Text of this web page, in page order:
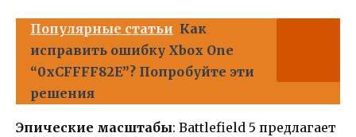
Популярные статьи Как
исправить ошибку Xbox One
“0xCFFFF82E”? Попробуйте эти
решения
Эпические масштабы: Battlefield 5 предлагает